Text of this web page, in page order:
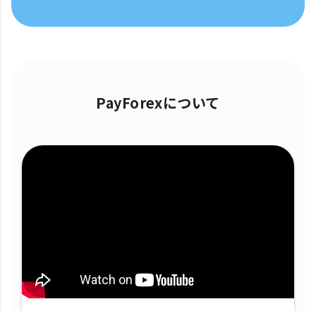
PayForexについて